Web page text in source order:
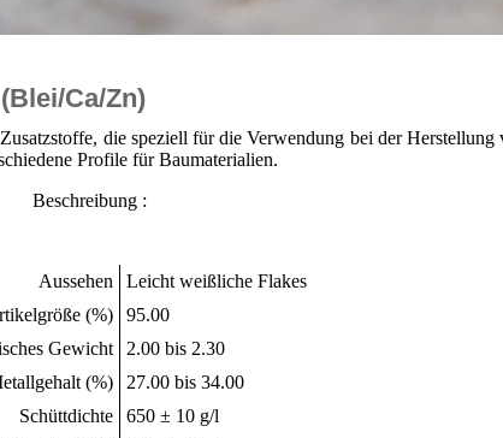
Ca/Zn)
die speziell für die Verwendung bei der
Profile für Baumaterialien.
:
Aussehen
Leicht weißliche Flakes
(%)
95.00
Gewicht
2.00 bis 2.30
(%)
27.00 bis 34.00
Schüttdichte
650 ± 10 g/l